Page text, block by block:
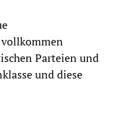
Parteien und
und diese